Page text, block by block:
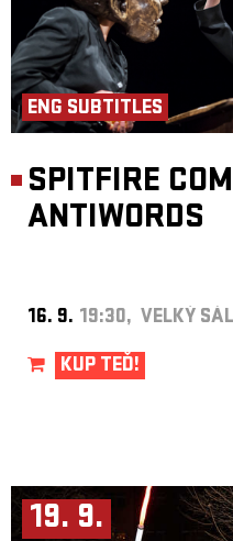
ENG SUBTITLES
SPITFIRE
ANTIWORDS
16. 9. 19:30, VELKÝ SÁL
KUP TEĎ!
19. 9.